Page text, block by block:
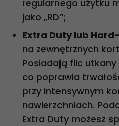
regularnego użytku
jako „RD”;
Extra Duty lub
na zewnętrznych
Posiadają filc utkany
co poprawia
przy intensywnym
nawierzchniach.
Extra Duty możesz